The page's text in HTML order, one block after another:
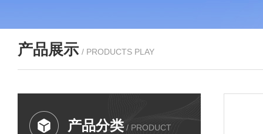
产品展示 / PRODUCTS PLAY
产品分类 / PRODUCT